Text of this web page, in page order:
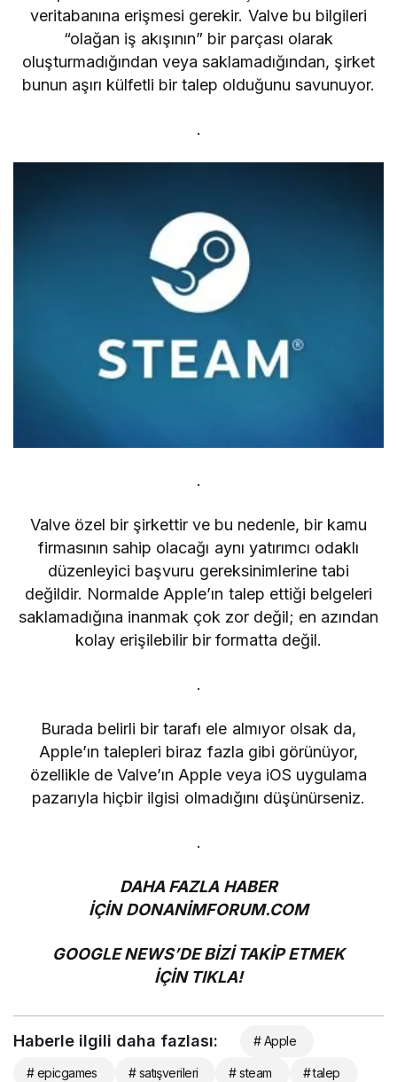
veritabanına erişmesi gerekir. Valve bu bilgileri
“olağan iş akışının” bir parçası olarak
oluşturmadığından veya saklamadığından, şirket
bunun aşırı külfetli bir talep olduğunu savunuyor.
.
.
Valve özel bir şirkettir ve bu nedenle, bir kamu
firmasının sahip olacağı aynı yatırımcı odaklı
düzenleyici başvuru gereksinimlerine tabi
değildir. Normalde Apple’ın talep ettiği belgeleri
saklamadığına inanmak çok zor değil; en azından
kolay erişilebilir bir formatta değil.
.
Burada belirli bir tarafı ele almıyor olsak da,
Apple’ın talepleri biraz fazla gibi görünüyor,
özellikle de Valve’ın Apple veya iOS uygulama
pazarıyla hiçbir ilgisi olmadığını düşünürseniz.
.
DAHA FAZLA HABER
İÇİNDONANİMFORUM.COM
GOOGLE NEWS’DE BİZİ TAKİP ETMEK
İÇİN TIKLA!
Haberle ilgili daha fazlası: # Apple
# epicgames # satışverileri # steam # talep